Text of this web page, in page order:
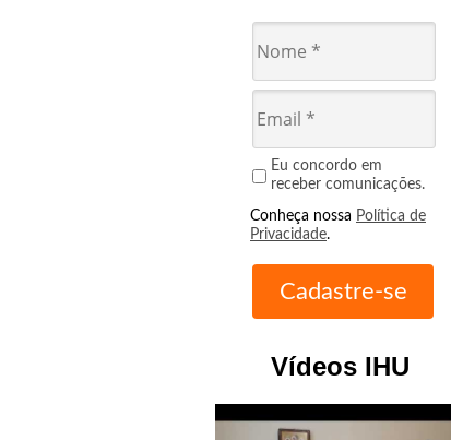
Eu concordo em
receber comunicações.
Conheça nossa Política de
Privacidade.
Vídeos IHU